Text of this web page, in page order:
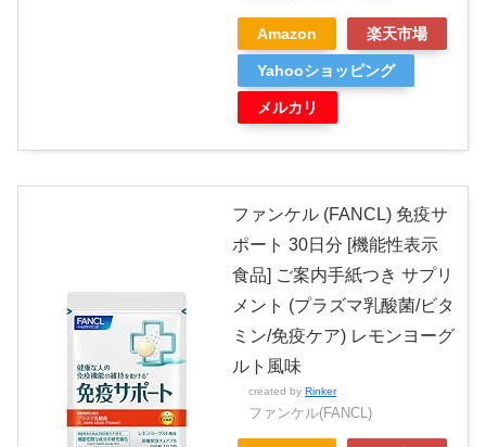
Amazon 楽天市場
Yahooショッピング
メルカリ
ファンケル (FANCL) 免疫サ
ポート 30日分 [機能性表示
食品] ご案内手紙つき サプリ
メント (プラズマ乳酸菌/ビタ
ミン/免疫ケア) レモンヨーグ
ルト風味
created by Rinker
ファンケル(FANCL)